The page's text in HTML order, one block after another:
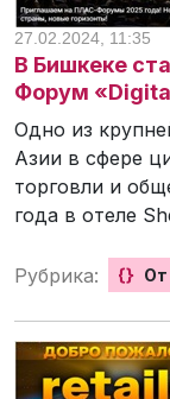
27.02.2024, 11:35
В Бишкеке
Форум
Одно из
Азии в сфере
торговли и
года в отеле
Рубрика: {} От